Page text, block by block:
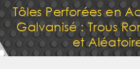
Tôles Perforées en
Galvanisé : Trous
et